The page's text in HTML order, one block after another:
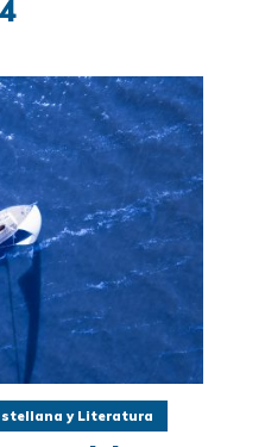
y Literatura